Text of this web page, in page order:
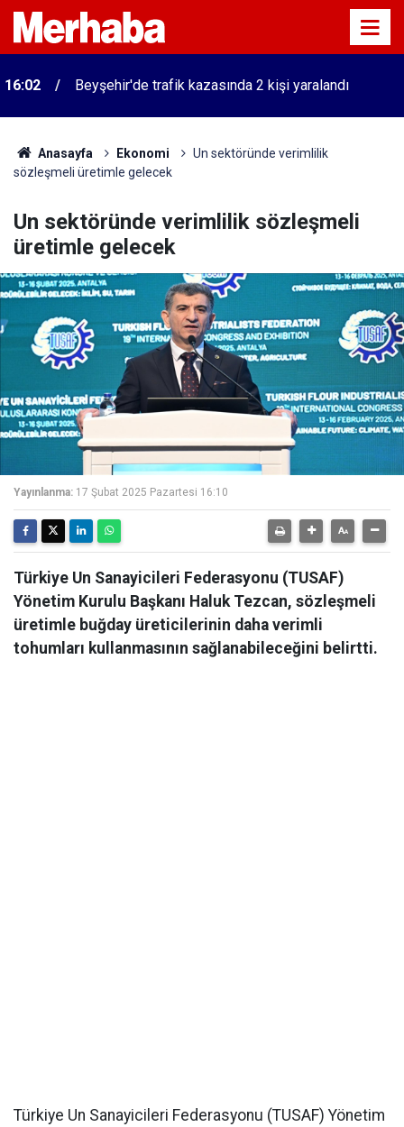
16:02 Beyşehir'de trafik kazasında 2 kişi yaralandı
Anasayfa Ekonomi
Un sektöründe verimlilik
sözleşmeli üretimle gelecek
Un sektöründe verimlilik sözleşmeli
üretimle gelecek
Yayınlanma: 17 Şubat 2025 Pazartesi 16:10
Türkiye Un Sanayicileri Federasyonu (TUSAF)
Yönetim Kurulu Başkanı Haluk Tezcan, sözleşmeli
üretimle buğday üreticilerinin daha verimli
tohumları kullanmasının sağlanabileceğini belirtti.
Türkiye Un Sanayicileri Federasyonu (TUSAF) Yönetim